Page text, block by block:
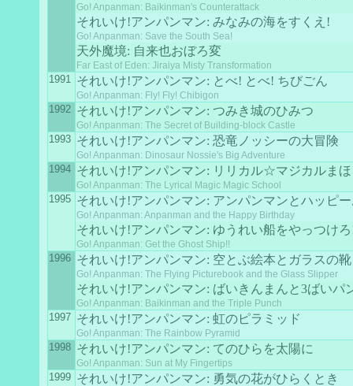
Go! Anpanman: Baikinman's Counterattack
それいけ!アンパンマン: みなみの海をすくえ!
Go! Anpanman: Save the South Sea!
天外魔境: 自来也おぼろ変
Far East of Eden: Jiraiya Misty Transformation
1991 それいけ!アンパンマン: とべ! とべ! ちびごん
Go! Anpanman: Fly! Fly! Chibigon
1992 それいけ!アンパンマン: つみき城のひみつ
Go! Anpanman: The Secret of Building-block Castle
1993 それいけ!アンパンマン: 恐竜ノッシーの大冒険
Go! Anpanman: Dinosaur Nossie's Big Adventure
1994 それいけ!アンパンマン: リリカル☆マジカルま
Go! Anpanman: The Lyrical Magic Magic School
1995 それいけ!アンパンマン: アンパンマンとハッピ
Go! Anpanman: Anpanman and the Happy Birthday
それいけ!アンパンマン: ゆうれい船をやっつけ
Go! Anpanman: Get the Ghost Ship!!
1996 それいけ!アンパンマン: 空とぶ絵本とガラスの靴
Go! Anpanman: The Flying Picturebook and the Glass Slipper
それいけ!アンパンマン: ばいきんまんと3ばいパ
Go! Anpanman: Baikinman and the Triple Punch
1997 それいけ!アンパンマン: 虹のピラミッド
Go! Anpanman: The Rainbow Pyramid
1998 それいけ!アンパンマン: てのひらを太陽に
Go! Anpanman: Sun at My Fingertips
1999 それいけ!アンパンマン: 勇気の花がひらくとき